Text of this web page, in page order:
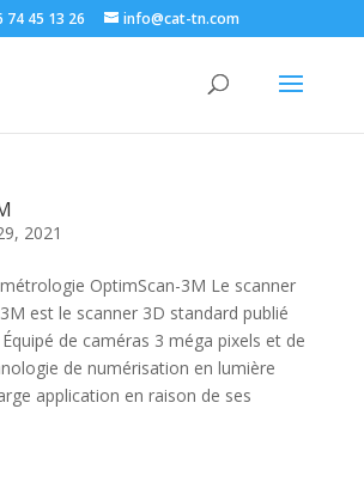
74 45 13 26 info@cat-tn.com
2021
OptimScan-3M Le scanner
est le scanner 3D standard publié
de caméras 3 méga pixels et de
de numérisation en lumière
application en raison de ses